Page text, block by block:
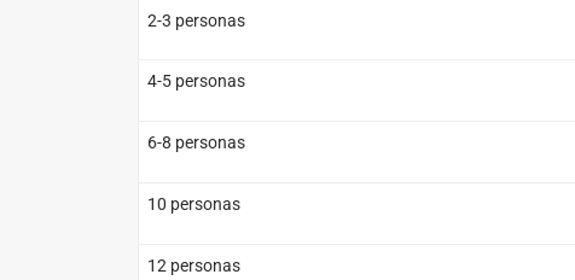
2-3 personas
4-5 personas
6-8 personas
10 personas
12 personas